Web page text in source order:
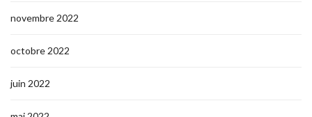
novembre 2022
octobre 2022
juin 2022